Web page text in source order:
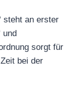
steht an erster
und
sorgt für
bei der